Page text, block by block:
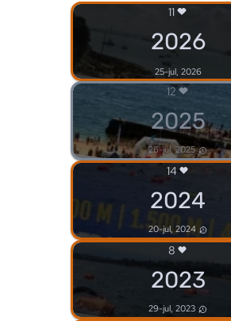
11
2026
25-jul, 2026
12
2025
26-jul, 2025
14
2024
20-jul, 2024
8
2023
29-jul, 2023